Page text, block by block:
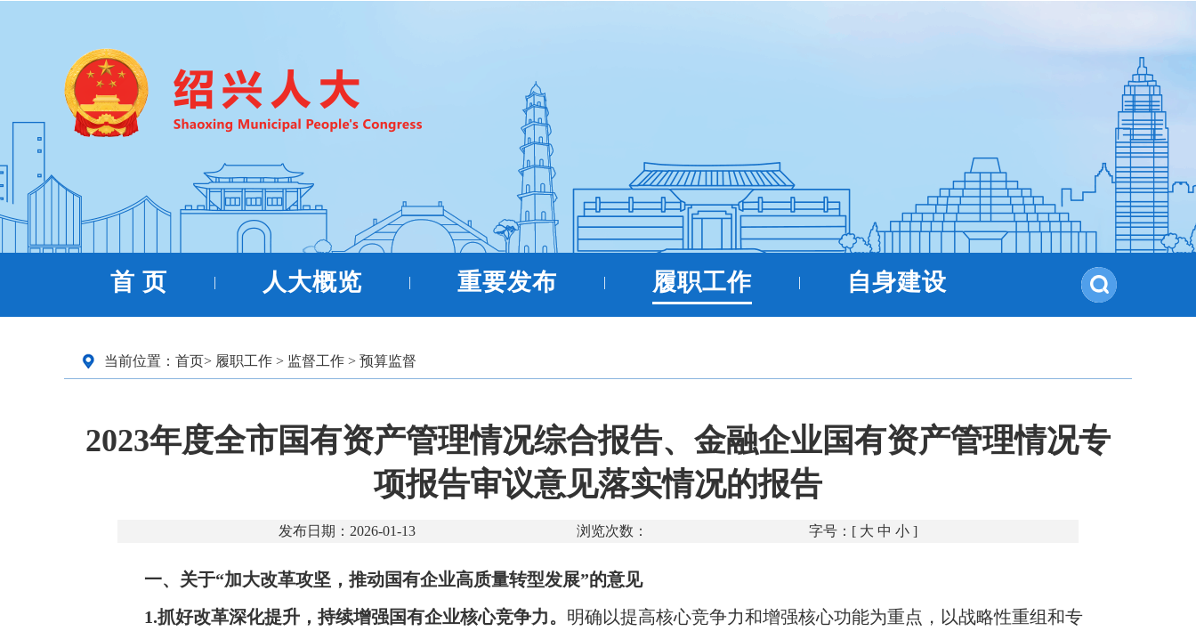
首 页 | 人大概览 | 重要发布 | 履职工作 | 自身建设
当前位置： 首页> 履职工作 > 监督工作 > 预算监督
2023年度全市国有资产管理情况综合报告、金融企业国有资产管理情况专
项报告审议意见落实情况的报告
发布日期：2026-01-13 浏览次数： 字号：[ 大 中 小 ]
一、关于“加大改革攻坚，推动国有企业高质量转型发展”的意见
1.抓好改革深化提升，持续增强国有企业核心竞争力。 明确以提高核心竞争力和增强核心功能为重点，以战略性重组和专